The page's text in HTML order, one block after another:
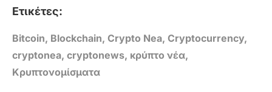
Ετικέτες:
Bitcoin, Blockchain, Crypto Nea, Cryptocurrency,
cryptonea, cryptonews, κρύπτο νέα,
Κρυπτονομίσματα